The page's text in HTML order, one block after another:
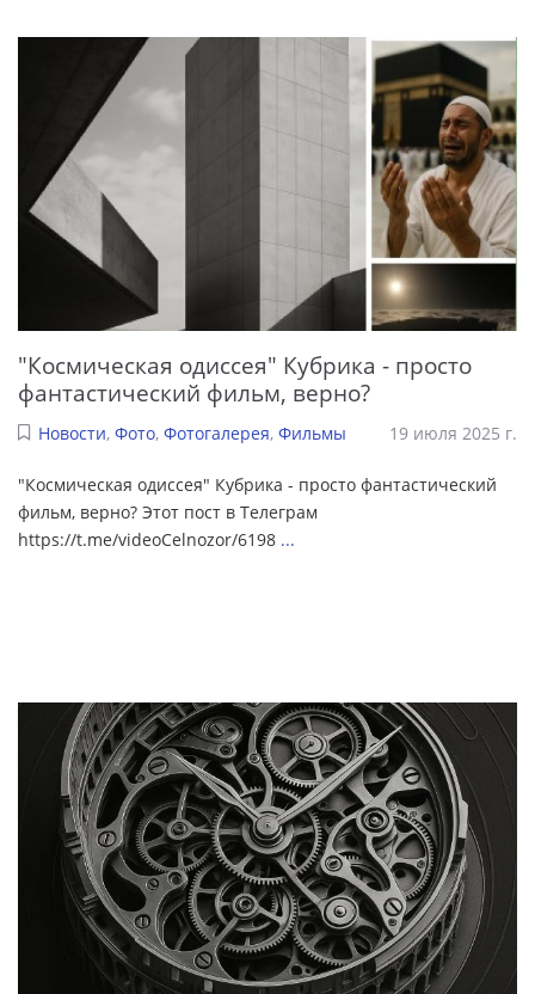
"Космическая одиссея" Кубрика - просто
фантастический фильм, верно?
Новости, Фото, Фотогалерея, Фильмы 19 июля 2025 г.
"Космическая одиссея" Кубрика - просто фантастический
фильм, верно? Этот пост в Телеграм
https://t.me/videoCelnozor/6198 ...